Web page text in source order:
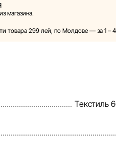
в одностороннем порядке
изменения в описания,
Изображения,
уведомления.
и обновляет информацию
магазина.
товара 299 лей, по Молдове — за 1 –
Текстиль